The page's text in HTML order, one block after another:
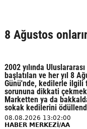
8 Ağustos
2002 yılında
başlatılan ve her yıl 8
Günü'nde, kedilerle ilgili
sorununa dikkati
Marketten ya da
sokak kedilerini
08.08.2026 13:02:00
HABER MERKEZİ/AA